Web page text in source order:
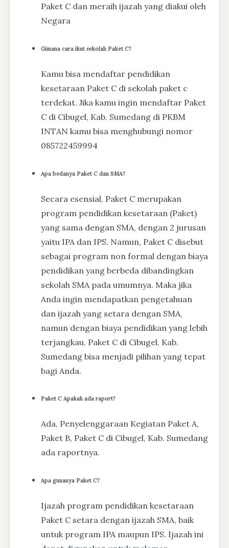
Paket C dan meraih ijazah yang diakui oleh
Negara
Gimana cara ikut sekolah Paket C?
Kamu bisa mendaftar pendidikan
kesetaraan Paket C di sekolah paket c
terdekat. Jika kamu ingin mendaftar Paket
C di Cibugel, Kab. Sumedang di PKBM
INTAN kamu bisa menghubungi nomor
085722459994
Apa bedanya Paket C dan SMA?
Secara esensial, Paket C merupakan
program pendidikan kesetaraan (Paket)
yang sama dengan SMA, dengan 2 jurusan
yaitu IPA dan IPS. Namun, Paket C disebut
sebagai program non formal dengan biaya
pendidikan yang berbeda dibandingkan
sekolah SMA pada umumnya. Maka jika
Anda ingin mendapatkan pengetahuan
dan ijazah yang setara dengan SMA,
namun dengan biaya pendidikan yang lebih
terjangkau, Paket C di Cibugel, Kab.
Sumedang bisa menjadi pilihan yang tepat
bagi Anda.
Paket C Apakah ada raport?
Ada, Penyelenggaraan Kegiatan Paket A,
Paket B, Paket C di Cibugel, Kab. Sumedang
ada raportnya.
Apa gunanya Paket C?
Ijazah program pendidikan kesetaraan
Paket C setara dengan ijazah SMA, baik
untuk program IPA maupun IPS. Ijazah ini